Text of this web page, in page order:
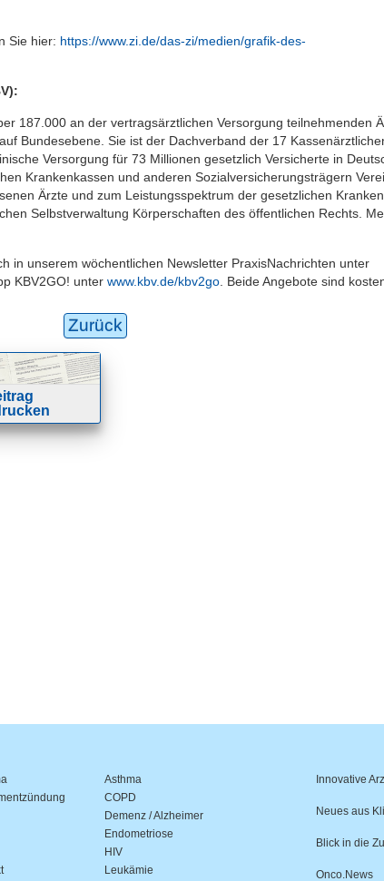
Sie hier: https://www.zi.de/das-zi/medien/grafik-des-
187.000 an der vertragsärztlichen Versorgung teilnehmenden
Bundesebene. Sie ist der Dachverband der 17
Versorgung für 73 Millionen gesetzlich Versicherte in
Krankenkassen und anderen Sozial­versicherungsträgern
Ärzte und zum Leistungsspektrum der gesetzlichen
Selbstverwaltung Körperschaften des öffentlichen Rechts.
in unserem wöchentlichen Newsletter PraxisNachrichten unter
KBV2GO! unter www.kbv.de/kbv2go . Beide Angebote sind
Zurück
Asthma
COPD
Demenz / Alzheimer
Endometriose
HIV
Leukämie
Innovative
Neues aus
Blick in die
Onco.News